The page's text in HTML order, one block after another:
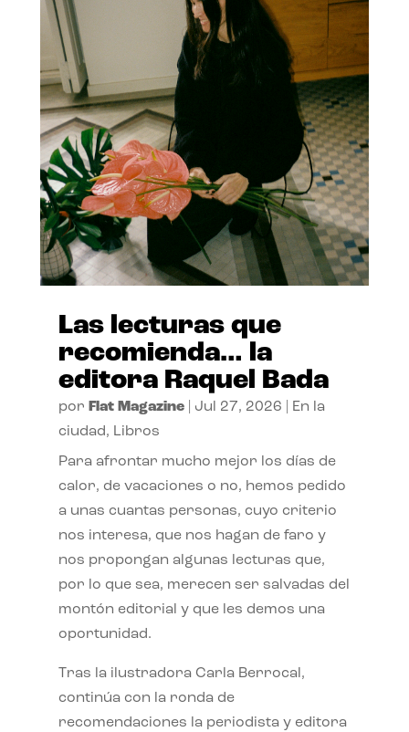
Las lecturas que
recomienda… la
editora Raquel Bada
por Flat Magazine| Jul 27, 2026
En la
ciudad, Libros
Para afrontar mucho mejor los días de
calor, de vacaciones o no, hemos pedido
a unas cuantas personas, cuyo criterio
nos interesa, que nos hagan de faro y
nos propongan algunas lecturas que,
por lo que sea, merecen ser salvadas del
montón editorial y que les demos una
oportunidad.
Tras la ilustradora Carla Berrocal,
continúa con la ronda de
recomendaciones la periodista y editora